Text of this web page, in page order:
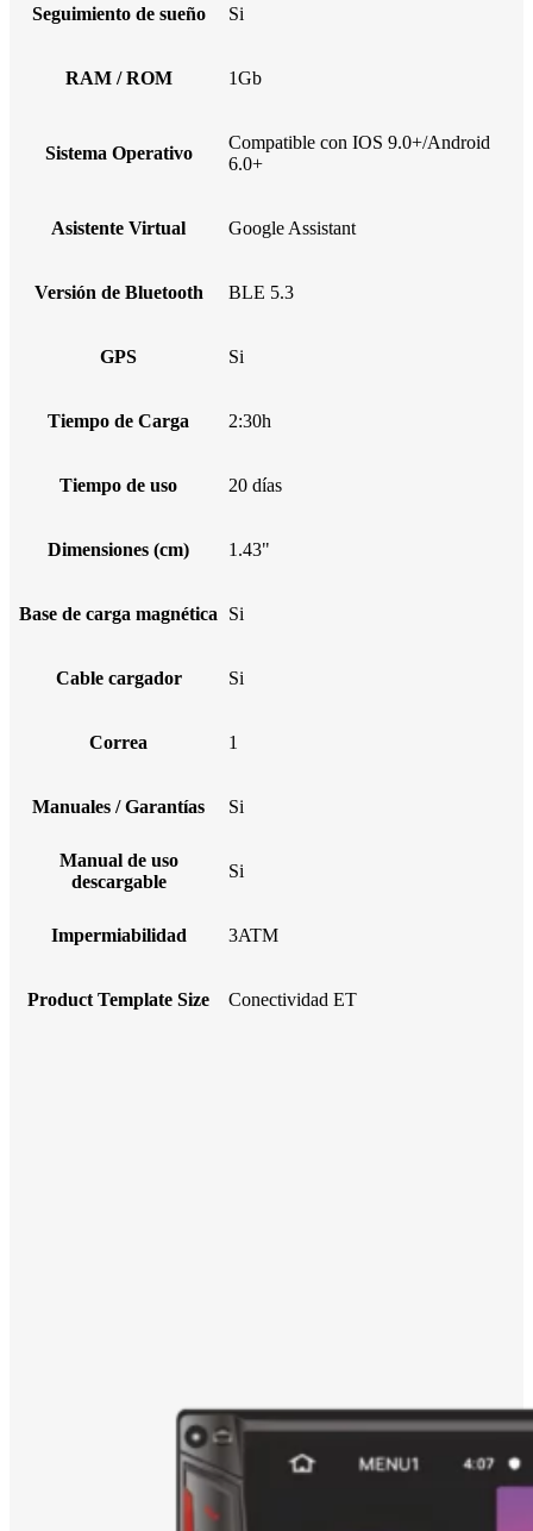
Seguimiento de sueño Si
RAM / ROM 1Gb
Sistema Operativo
Compatible con IOS 9.0+/Android
6.0+
Asistente Virtual Google Assistant
Versión de Bluetooth BLE 5.3
GPS Si
Tiempo de Carga 2:30h
Tiempo de uso 20 días
Dimensiones (cm) 1.43"
Base de carga magnética Si
Cable cargador Si
Correa 1
Manuales / Garantías Si
Manual de uso
descargable
Si
Impermiabilidad 3ATM
Product Template Size Conectividad ET